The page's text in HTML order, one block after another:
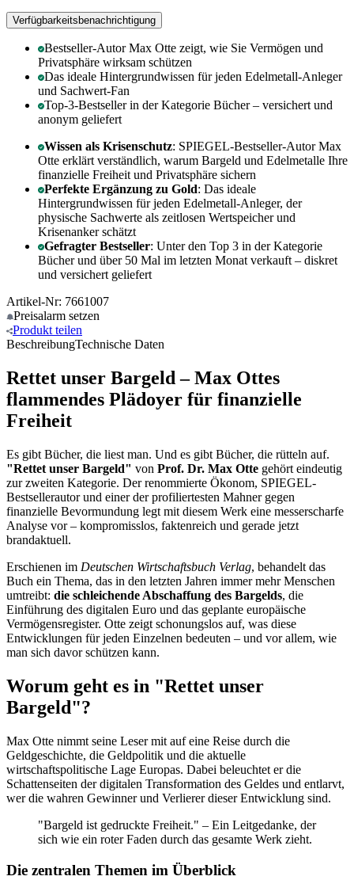
Verfügbarkeitsbenachrichtigung
Bestseller-Autor Max Otte zeigt, wie Sie Vermögen und
Privatsphäre wirksam schützen
Das ideale Hintergrundwissen für jeden Edelmetall-Anleger
und Sachwert-Fan
Top-3-Bestseller in der Kategorie Bücher – versichert und
anonym geliefert
Wissen als Krisenschutz: SPIEGEL-Bestseller-Autor Max
Otte erklärt verständlich, warum Bargeld und Edelmetalle Ihre
finanzielle Freiheit und Privatsphäre sichern
Perfekte Ergänzung zu Gold: Das ideale
Hintergrundwissen für jeden Edelmetall-Anleger, der
physische Sachwerte als zeitlosen Wertspeicher und
Krisenanker schätzt
Gefragter Bestseller: Unter den Top 3 in der Kategorie
Bücher und über 50 Mal im letzten Monat verkauft – diskret
und versichert geliefert
Artikel-Nr: 7661007
Preisalarm setzen
Produkt teilen
BeschreibungTechnische Daten
Rettet unser Bargeld – Max Ottes
flammendes Plädoyer für finanzielle
Freiheit
Es gibt Bücher, die liest man. Und es gibt Bücher, die rütteln auf.
"Rettet unser Bargeld" von Prof. Dr. Max Otte gehört eindeutig
zur zweiten Kategorie. Der renommierte Ökonom, SPIEGEL-
Bestsellerautor und einer der profiliertesten Mahner gegen
finanzielle Bevormundung legt mit diesem Werk eine messerscharfe
Analyse vor – kompromisslos, faktenreich und gerade jetzt
brandaktuell.
Erschienen im Deutschen Wirtschaftsbuch Verlag, behandelt das
Buch ein Thema, das in den letzten Jahren immer mehr Menschen
umtreibt: die schleichende Abschaffung des Bargelds, die
Einführung des digitalen Euro und das geplante europäische
Vermögensregister. Otte zeigt schonungslos auf, was diese
Entwicklungen für jeden Einzelnen bedeuten – und vor allem, wie
man sich davor schützen kann.
Worum geht es in "Rettet unser
Bargeld"?
Max Otte nimmt seine Leser mit auf eine Reise durch die
Geldgeschichte, die Geldpolitik und die aktuelle
wirtschaftspolitische Lage Europas. Dabei beleuchtet er die
Schattenseiten der digitalen Transformation des Geldes und entlarvt,
wer die wahren Gewinner und Verlierer dieser Entwicklung sind.
"Bargeld ist gedruckte Freiheit." – Ein Leitgedanke, der
sich wie ein roter Faden durch das gesamte Werk zieht.
Die zentralen Themen im Überblick